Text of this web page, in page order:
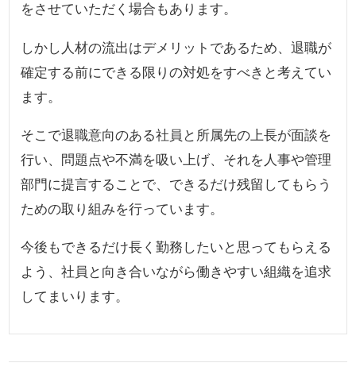
をさせていただく場合もあります。
しかし人材の流出はデメリットであるため、退職が
確定する前にできる限りの対処をすべきと考えてい
ます。
そこで退職意向のある社員と所属先の上長が面談を
行い、問題点や不満を吸い上げ、それを人事や管理
部門に提言することで、できるだけ残留してもらう
ための取り組みを行っています。
今後もできるだけ長く勤務したいと思ってもらえる
よう、社員と向き合いながら働きやすい組織を追求
してまいります。